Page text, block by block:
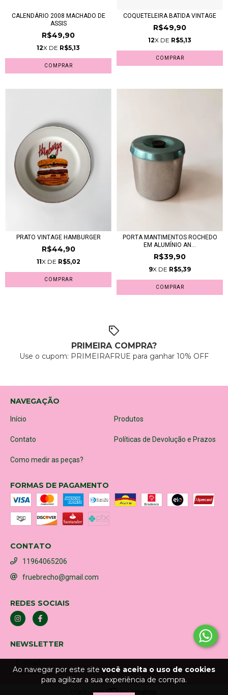
Ao navegar por este site você aceita o uso de cookies
para agilizar a sua experiência de compra.
CALENDÁRIO 2008 MACHADO DE
ASSIS
R$49,90
12X DE R$5,13
COQUETELEIRA BATIDA VINTAGE
R$49,90
12X DE R$5,13
PRATO VINTAGE HAMBURGER
R$44,90
11X DE R$5,02
PORTA MANTIMENTOS ROCHEDO
EM ALUMÍNIO AN...
R$39,90
9X DE R$5,39
PRIMEIRA COMPRA?
Use o cupom: PRIMEIRAFRUE para ganhar 10% OFF
NAVEGAÇÃO
Início Produtos
Contato Políticas de Devolução e Prazos
Como medir as peças?
FORMAS DE PAGAMENTO
CONTATO
11964065206
fruebrecho@gmail.com
REDES SOCIAIS
NEWSLETTER